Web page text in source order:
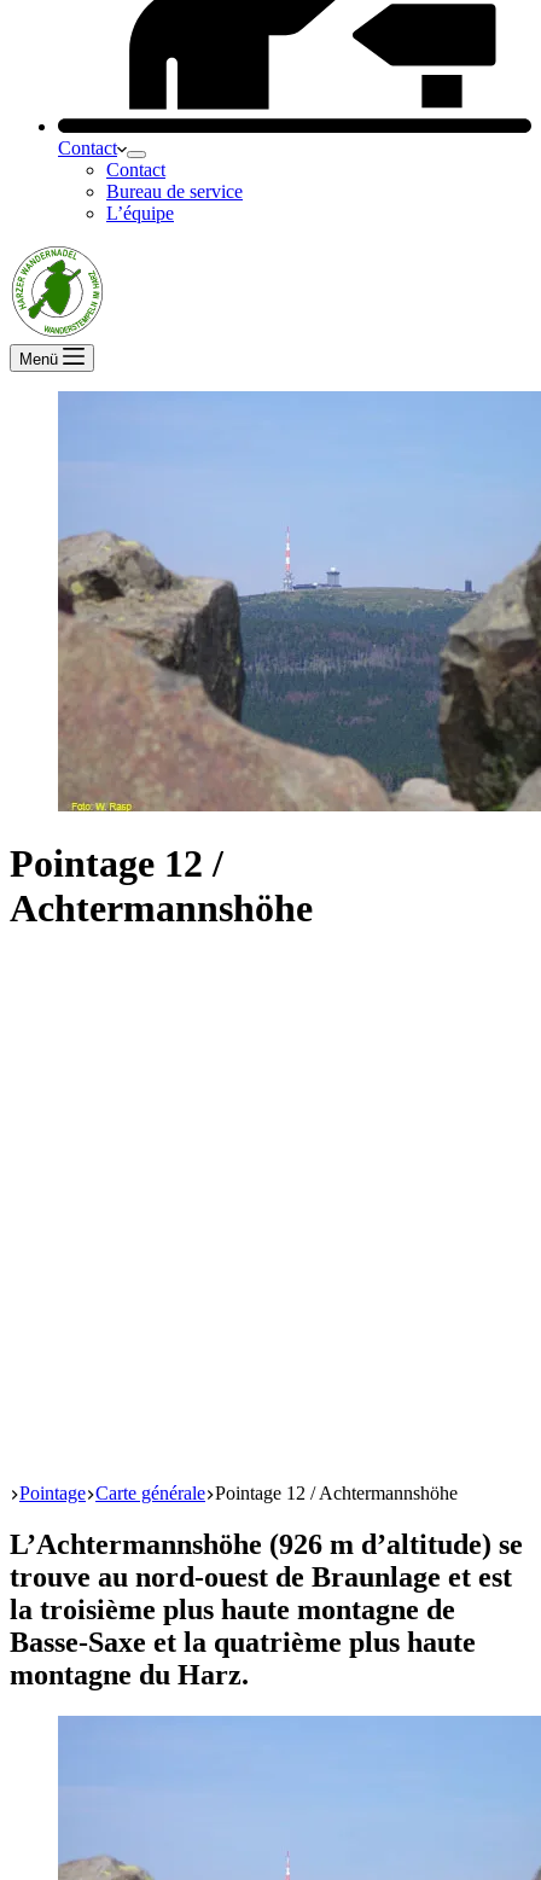
Contact
Contact
Bureau de service
L’équipe
Menü
Pointage 12 /
Achtermannshöhe
Start
Pointage Carte générale Pointage 12 / Achtermannshöhe
L’Achtermannshöhe (926 m d’altitude) se
trouve au nord-ouest de Braunlage et est
la troisième plus haute montagne de
Basse-Saxe et la quatrième plus haute
montagne du Harz.